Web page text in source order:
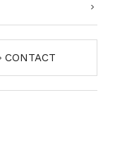
CONTACT